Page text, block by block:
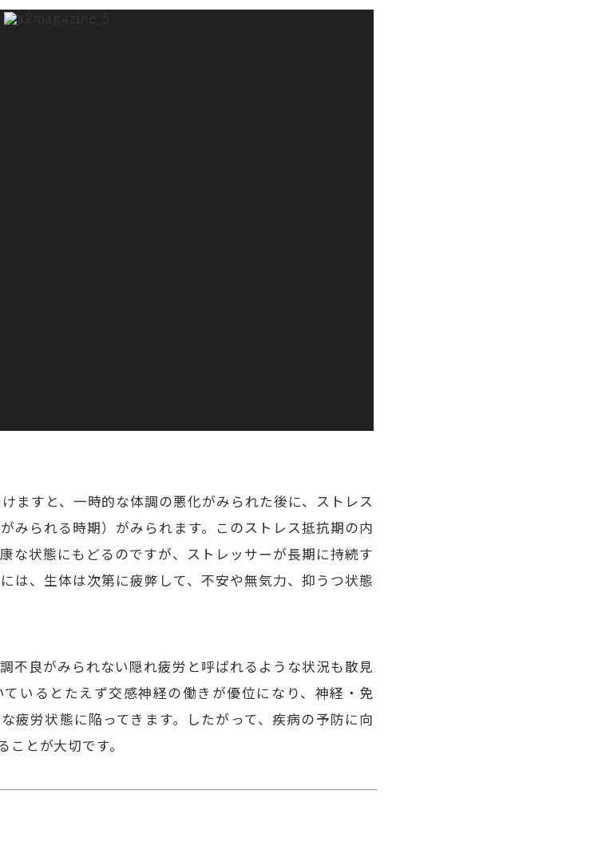
ますと、一時的な体調の悪化がみられた後に、ストレス
みられる時期）がみられます。このストレス抵抗期の内
な状態にもどるのですが、ストレッサーが長期に持続す
は、生体は次第に疲弊して、不安や無気力、抑うつ状態
不良がみられない隠れ疲労と呼ばれるような状況も散見
いるとたえず交感神経の働きが優位になり、神経・免
疲労状態に陥ってきます。したがって、疾病の予防に向
とが大切です。